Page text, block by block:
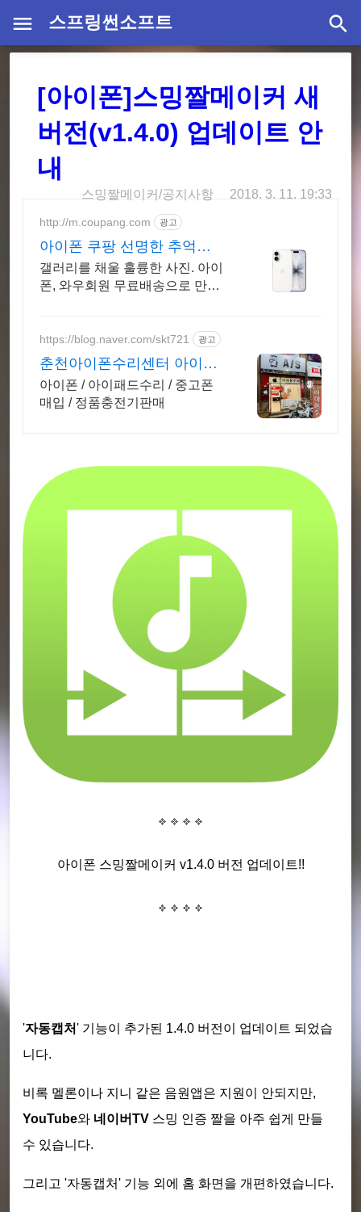
스프링썬소프트
[아이폰]스밍짤메이커 새
버전(v1.4.0) 업데이트 안
내
스밍짤메이커/공지사항 2018. 3. 11. 19:33
http://m.coupang.com 광고
아이폰 쿠팡 선명한 추억을
간직
갤러리를 채울 훌륭한 사진. 아이
폰, 와우회원 무료배송으로 만나
https://blog.naver.com/skt721 광고
춘천아이폰수리센터 아이케
어샵 춘천아이폰as센터
아이폰 / 아이패드수리 / 중고폰
매입 / 정품충전기판매
아이폰 스밍짤메이커 v1.4.0 버전 업데이트!!
'자동캡처' 기능이 추가된 1.4.0 버전이 업데이트 되었습
니다.
비록 멜론이나 지니 같은 음원앱은 지원이 안되지만,
YouTube와 네이버TV 스밍 인증 짤을 아주 쉽게 만들
수 있습니다.
그리고 '자동캡처' 기능 외에 홈 화면을 개편하였습니다.